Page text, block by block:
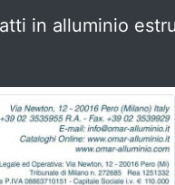
in alluminio